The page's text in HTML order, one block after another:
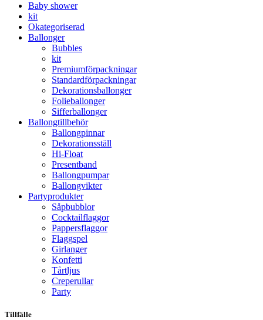
Baby shower
kit
Okategoriserad
Ballonger
Bubbles
kit
Premium­förpackningar
Standard­­förpackningar
Dekorations­ballonger
Folie­­­ballonger
Siffer­­ballonger
Ballong­tillbehör
Ballongpinnar
Dekorationsställ
Hi-Float
Presentband
Ballongpumpar
Ballong­vikter
Party­­produkter
Såpbubblor
Cocktail­flaggor
Pappers­flaggor
Flaggspel
Girlanger
Konfetti
Tårtljus
Creperullar
Party
Tillfälle